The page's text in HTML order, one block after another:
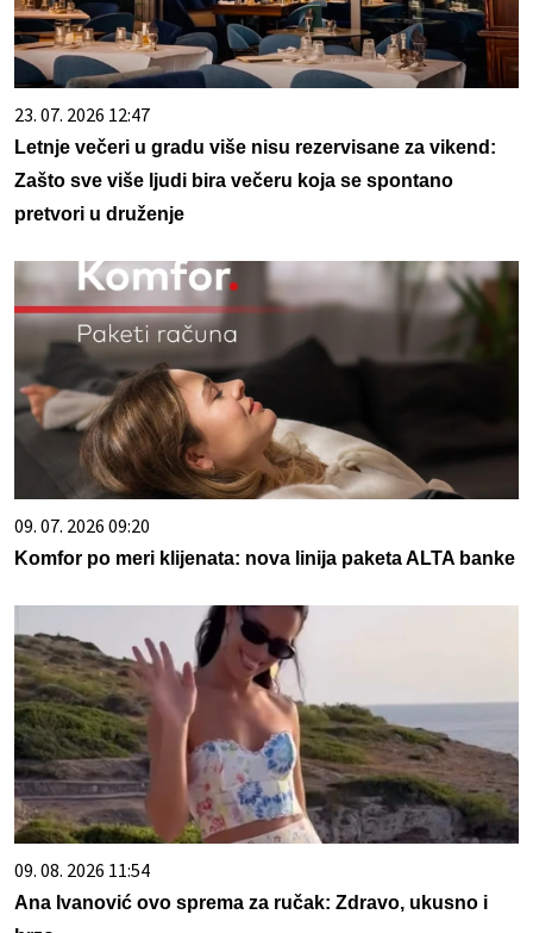
23. 07. 2026 12:47
Letnje večeri u gradu više nisu rezervisane za vikend:
Zašto sve više ljudi bira večeru koja se spontano
pretvori u druženje
09. 07. 2026 09:20
Komfor po meri klijenata: nova linija paketa ALTA banke
09. 08. 2026 11:54
Ana Ivanović ovo sprema za ručak: Zdravo, ukusno i